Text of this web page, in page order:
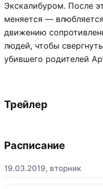
Экскалибуром. После
меняется —
движению
людей, чтобы
убившего родителей
Трейлер
Расписание
19.03.2019, вторник